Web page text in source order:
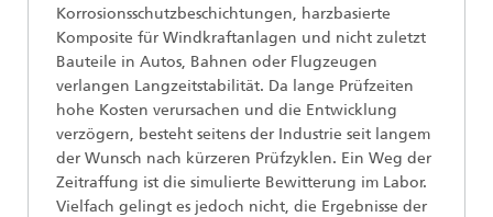
Korrosionsschutzbeschichtungen, harzbasierte
Komposite für Windkraftanlagen und nicht zuletzt
Bauteile in Autos, Bahnen oder Flugzeugen
verlangen Langzeitstabilität. Da lange Prüfzeiten
hohe Kosten verursachen und die Entwicklung
verzögern, besteht seitens der Industrie seit langem
der Wunsch nach kürzeren Prüfzyklen. Ein Weg der
Zeitraffung ist die simulierte Bewitterung im Labor.
Vielfach gelingt es jedoch nicht, die Ergebnisse der